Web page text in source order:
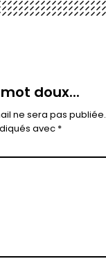
doux...
ne sera pas publiée.
avec *